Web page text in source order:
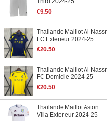
Third 2024-25
€9.50
Thailande Maillot Al-Nassr
FC Exterieur 2024-25
€20.50
Thailande Maillot Al-Nassr
FC Domicile 2024-25
€20.50
Thailande Maillot Aston
Villa Exterieur 2024-25